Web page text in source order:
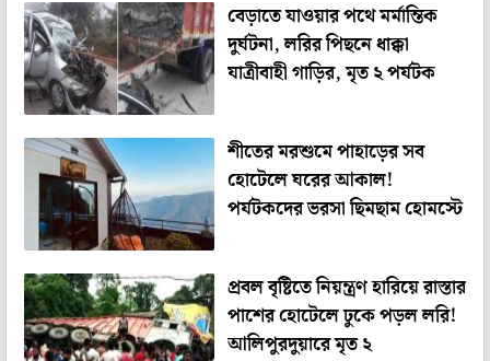
বেড়াতে যাওয়ার পথে মর্মান্তিক
দুর্ঘটনা, লরির পিছনে ধাক্কা
যাত্রীবাহী গাড়ির, মৃত ২ পর্যটক
শীতের মরশুমে পাহাড়ের সব
হোটেলে ঘরের আকাল!
পর্যটকদের ভরসা ছিমছাম হোমস্টে
প্রবল বৃষ্টিতে নিয়ন্ত্রণ হারিয়ে রাস্তার
পাশের হোটেলে ঢুকে পড়ল লরি!
আলিপুরদুয়ারে মৃত ২